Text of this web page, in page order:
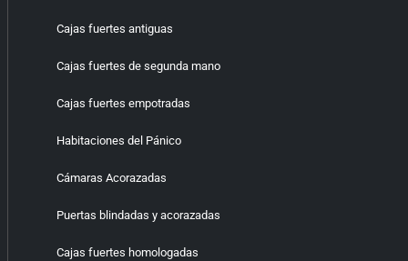
Cajas fuertes antiguas
Cajas fuertes de segunda mano
Cajas fuertes empotradas
Habitaciones del Pánico
Cámaras Acorazadas
Puertas blindadas y acorazadas
Cajas fuertes homologadas